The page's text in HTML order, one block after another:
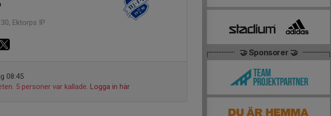
Ektorps IP
08:45
5 personer var kallade. Logga in här
🤝 Sponsorer 🤝